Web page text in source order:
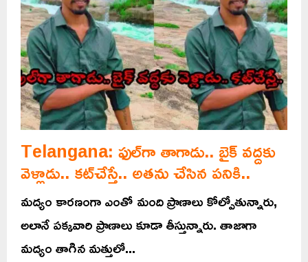
Telangana: ఫుల్‌గా తాగాడు.. బైక్‌ వద్దకు
వెళ్లాడు.. కట్‌చేస్తే.. అతను చేసిన పనికి..
మద్యం కారణంగా ఎంతో మంది ప్రాణాలు కోల్పోతున్నారు,
అలానే పక్కవారి ప్రాణాలు కూడా తీస్తున్నారు. తాజాగా
మద్యం తాగిన మత్తులో...